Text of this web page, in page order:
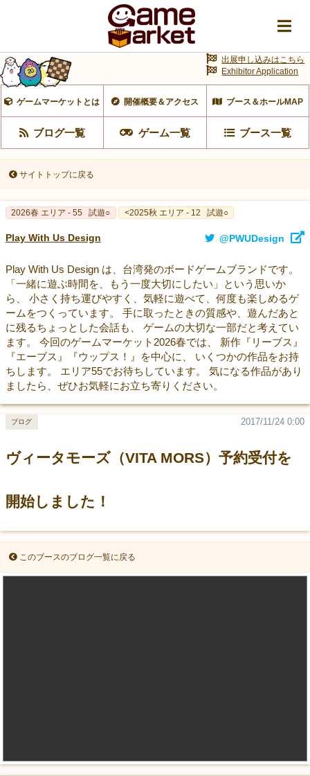
ゲームマーケットとは 開催概要＆アクセス ブース＆ホールMAP
ブログ一覧 ゲーム一覧 ブース一覧
出展申し込みはこちら
Exhibitor Application
サイトトップに戻る
2026春 エリア - 55 試遊○ <2025秋 エリア - 12 試遊○
Play With Us Design @PWUDesign
Play With Us Design は、台湾発のボードゲームブランドです。
「一緒に遊ぶ時間を、もう一度大切にしたい」という思いか
ら、 小さく持ち運びやすく、気軽に遊べて、何度も楽しめるゲ
ームをつくっています。 手に取ったときの質感や、遊んだあと
に残るちょっとした会話も、 ゲームの大切な一部だと考えてい
ます。 今回のゲームマーケット2026春では、 新作『リーブス』
『エーブス』『ウップス！』を中心に、 いくつかの作品をお持
ちします。 エリア55でお待ちしています。 気になる作品があり
ましたら、ぜひお気軽にお立ち寄りください。
ヴィータモーズ（VITA MORS）予約受付を
開始しました！
2017/11/24 0:00
ブログ
このブースのブログ一覧に戻る